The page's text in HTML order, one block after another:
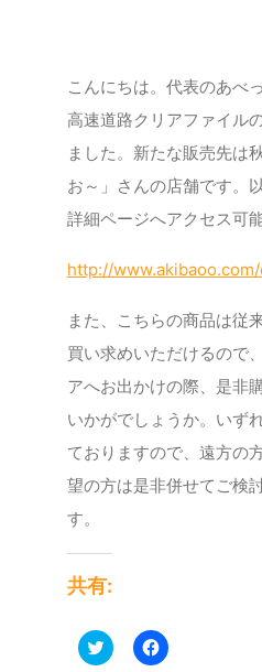
こんにちは。代表のあべ
高速道路クリアファイル
ました。新たな販売先は
お～」さんの店舗です。
詳細ページへアクセス可能
http://
また、こちらの商品は従
買い求めいただけるので
アへお出かけの際、是非
いかがでしょうか。いず
ておりますので、遠方の
望の方は是非併せてご検
す。
共有:
ク
リ
Facebook
で